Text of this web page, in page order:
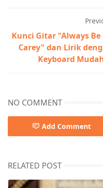
Kunci Gitar "Always
Carey" dan Lirik
Keyboard
NO COMMENT
Add Comment
RELATED POST